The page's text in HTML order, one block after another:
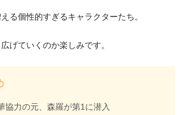
る個性的すぎるキャラクターたち。
げていくのか楽しみです。
協力の元、森羅が第1に潜入